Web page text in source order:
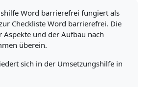
Word barrierefrei fungiert als
Checkliste Word barrierefrei. Die
Aspekte und der Aufbau nach
überein.
sich in der Umsetzungshilfe in